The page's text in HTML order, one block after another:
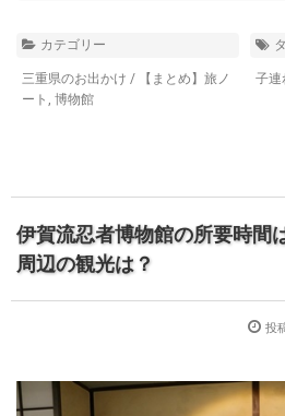
カテゴリー
三重県のお出かけ /
【まとめ】旅ノ
ート
博物館
子連
伊賀流忍者博物館の所要時間
周辺の観光は？
投